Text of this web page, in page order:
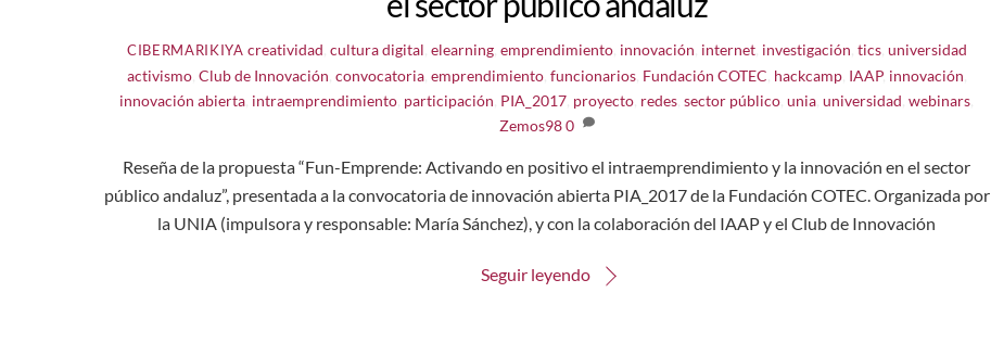
CIBERMARIKIYA creatividad cultura digital elearning, emprendimiento, innovación internet, investigación tics, universidad
activismo, Club de Innovación convocatoria, emprendimiento, funcionarios, Fundación COTEC hackcamp, IAAP, innovación
innovación abierta intraemprendimiento participación PIA_2017 proyecto redes ,sector público ,unia ,universidad ,webinars
Zemos98 0
Reseña de la propuesta “Fun-Emprende: Activando en positivo el intraemprendimiento y la innovación en el sector
público andaluz”, presentada a la convocatoria de innovación abierta PIA_2017 de la Fundación COTEC. Organizada por
la UNIA (impulsora y responsable: María Sánchez), y con la colaboración del IAAP y el Club de Innovación
Seguir leyendo